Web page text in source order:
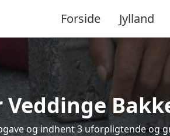
Forside Jylland
og indhent 3 uforpligtende